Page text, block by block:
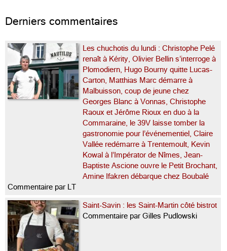
Derniers commentaires
Les chuchotis du lundi : Christophe Pelé
renaît à Kérity, Olivier Bellin s’interroge à
Plomodiern, Hugo Bourny quitte Lucas-
Carton, Matthias Marc démarre à
Malbuisson, coup de jeune chez
Georges Blanc à Vonnas, Christophe
Raoux et Jérôme Rioux en duo à la
Commaraine, le 39V laisse tomber la
gastronomie pour l’événementiel, Claire
Vallée redémarre à Trentemoult, Kevin
Kowal à l’Impérator de Nîmes, Jean-
Baptiste Ascione ouvre le Petit Brochant,
Amine Ifakren débarque chez Boubalé
Commentaire par LT
Saint-Savin : les Saint-Martin côté bistrot
Commentaire par Gilles Pudlowski